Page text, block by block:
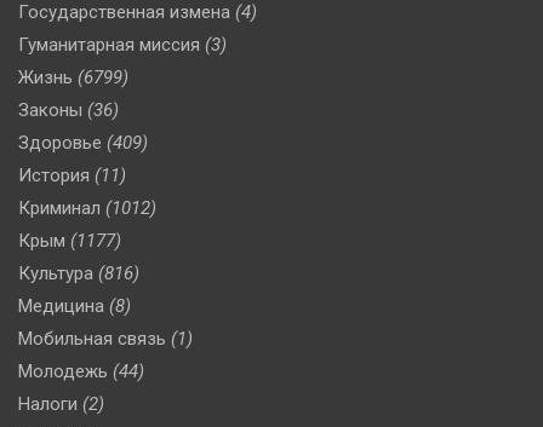
Государственная измена (4)
Гуманитарная миссия (3)
Жизнь (6799)
Законы (36)
Здоровье (409)
История (11)
Криминал (1012)
Крым (1177)
Культура (816)
Медицина (8)
Мобильная связь (1)
Молодежь (44)
Налоги (2)